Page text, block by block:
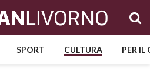
SPORT CULTURA PER